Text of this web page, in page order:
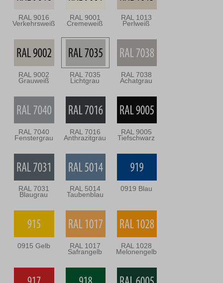
RAL 9016
Verkehrsweiß
RAL 9001
Cremeweiß
RAL 1013
Perlweiß
RAL 9002
Grauweiß
RAL 7035
Lichtgrau
RAL 7038
Achatgrau
RAL 7040
Fenstergrau
RAL 7016
Anthrazitgrau
RAL 9005
Tiefschwarz
RAL 7031
Blaugrau
RAL 5014
Taubenblau
0919 Blau
0915 Gelb RAL 1017
Safrangelb
RAL 1028
Melonengelb